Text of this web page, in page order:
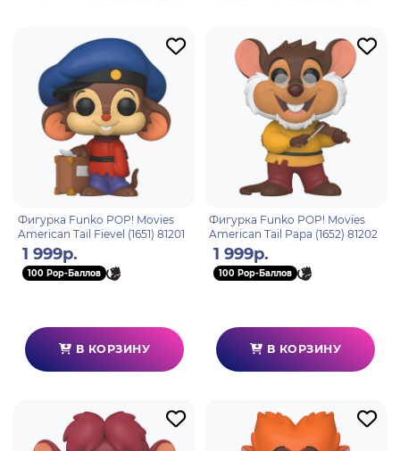
Фигурка Funko POP! Movies
American Tail Fievel (1651) 81201
1 999р.
100 Pop-Баллов
В КОРЗИНУ
Фигурка Funko POP! Movies
American Tail Papa (1652) 81202
1 999р.
100 Pop-Баллов
В КОРЗИНУ